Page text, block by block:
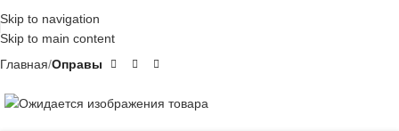
Skip to navigation
Skip to main content
Главная Оправы